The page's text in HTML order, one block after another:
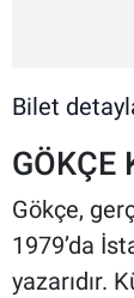
Bilet
GÖKÇE
Gökçe,
1979’da
yazarıdır.